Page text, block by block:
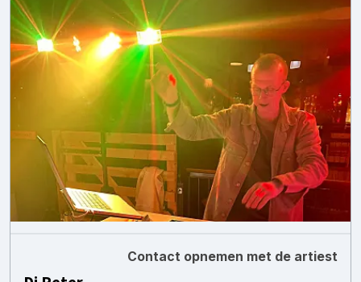
Contact opnemen met de artiest